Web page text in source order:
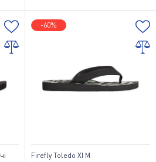
-60%
Firefly Toledo XI M